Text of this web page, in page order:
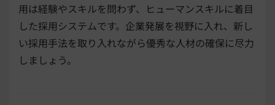
用は経験やスキルを問わず、ヒューマンスキルに着目
した採用システムです。企業発展を視野に入れ、新し
い採用手法を取り入れながら優秀な人材の確保に尽力
しましょう。